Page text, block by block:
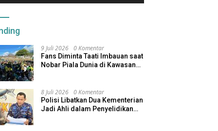
9 Juli 2026 0 Komentar
Fans Diminta Taati Imbauan saat
Nobar Piala Dunia di Kawasan
8 Juli 2026 0 Komentar
Polisi Libatkan Dua Kementerian
Jadi Ahli dalam Penyelidikan